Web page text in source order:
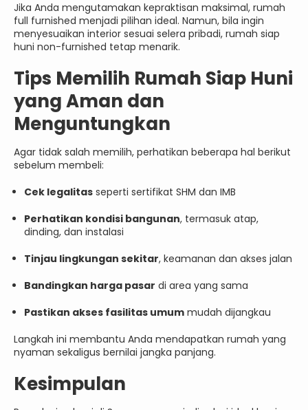
Jika Anda mengutamakan kepraktisan maksimal, rumah
full furnished menjadi pilihan ideal. Namun, bila ingin
menyesuaikan interior sesuai selera pribadi, rumah siap
huni non-furnished tetap menarik.
Tips Memilih Rumah Siap Huni
yang Aman dan
Menguntungkan
Agar tidak salah memilih, perhatikan beberapa hal berikut
sebelum membeli:
Cek legalitas seperti sertifikat SHM dan IMB
Perhatikan kondisi bangunan, termasuk atap,
dinding, dan instalasi
Tinjau lingkungan sekitar, keamanan dan akses jalan
Bandingkan harga pasar di area yang sama
Pastikan akses fasilitas umum mudah dijangkau
Langkah ini membantu Anda mendapatkan rumah yang
nyaman sekaligus bernilai jangka panjang.
Kesimpulan